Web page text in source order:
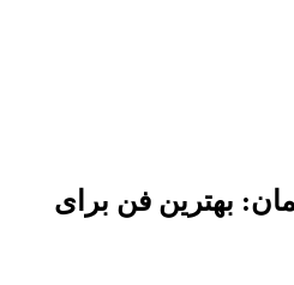
بهترین فن برای